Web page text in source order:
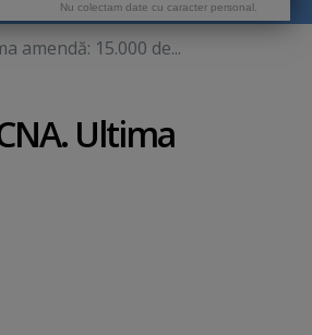
amendă: 15.000 de...
Ultima
Nu colectam date cu caracter personal.